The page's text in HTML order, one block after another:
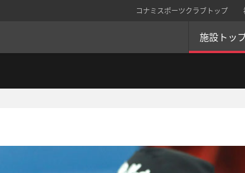
施設トッ
コナミスポーツクラブトップ